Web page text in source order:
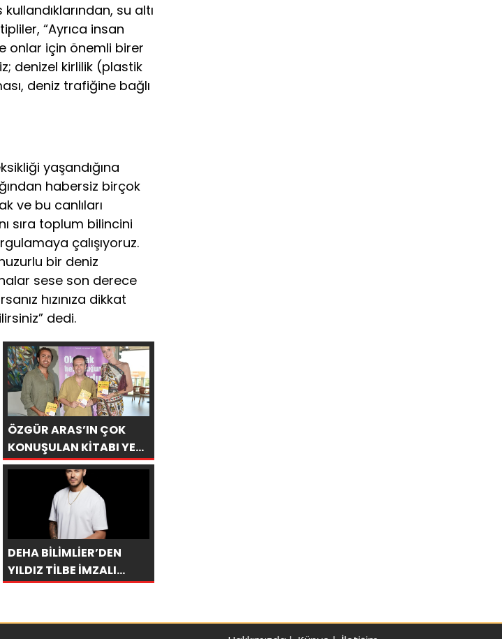
su altı
“Ayrıca insan
onlar için önemli birer
denizel kirlilik (plastik
deniz trafiğine bağlı
yaşandığına
habersiz birçok
ve bu canlıları
sıra toplum bilincini
çalışıyoruz.
bir deniz
sese son derece
hızınıza dikkat
dedi.
ÖZGÜR ARAS’IN ÇOK
KONUŞULAN KİTABI YENI
BASKISINI TITANIC
LUXURY COLLECTION
BODRUM’DA KUTLADI
DEHA BİLİMLİER’DEN
YILDIZ TİLBE İMZALI
GÜÇLÜ DÖNÜŞ: “AŞKSIZ